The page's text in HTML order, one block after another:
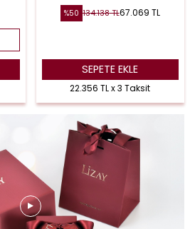
%50 134.138TL67.069 TL
SEPETE EKLE
22.356 TL x 3 Taksit